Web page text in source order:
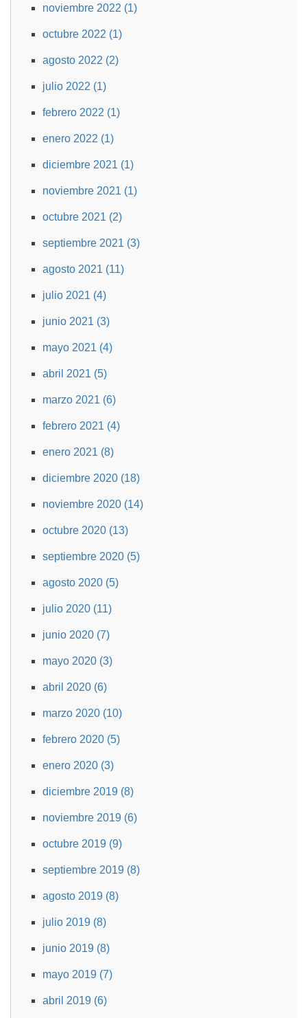
noviembre 2022 (1)
octubre 2022 (1)
agosto 2022 (2)
julio 2022 (1)
febrero 2022 (1)
enero 2022 (1)
diciembre 2021 (1)
noviembre 2021 (1)
octubre 2021 (2)
septiembre 2021 (3)
agosto 2021 (11)
julio 2021 (4)
junio 2021 (3)
mayo 2021 (4)
abril 2021 (5)
marzo 2021 (6)
febrero 2021 (4)
enero 2021 (8)
diciembre 2020 (18)
noviembre 2020 (14)
octubre 2020 (13)
septiembre 2020 (5)
agosto 2020 (5)
julio 2020 (11)
junio 2020 (7)
mayo 2020 (3)
abril 2020 (6)
marzo 2020 (10)
febrero 2020 (5)
enero 2020 (3)
diciembre 2019 (8)
noviembre 2019 (6)
octubre 2019 (9)
septiembre 2019 (8)
agosto 2019 (8)
julio 2019 (8)
junio 2019 (8)
mayo 2019 (7)
abril 2019 (6)